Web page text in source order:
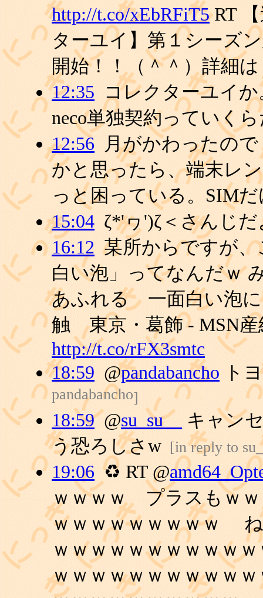
http://t.co/xEbRFiT5RT
ターユイ】第１シーズ
開始！！（＾＾）詳細は
12:35 コレクターユイ
neco単独契約っていく
12:56
月がかわったの
かと思ったら、端末レ
っと困っている。SIM
15:04 ζ*'ヮ')ζ＜さんじ
16:12 某所からですが
白い泡」ってなんだｗ
あふれる 一面白い泡
触 東京・葛飾 - MSN産
http://t.co/rFX3smtc
18:59 @pandabancho ト
pandabancho]
18:59 @su_su__
キャン
う恐ろしさw [in reply to
19:06 ♻ RT @
ｗｗｗｗ プラスもｗ
ｗｗｗｗｗｗｗｗｗ ね
ｗｗｗｗｗｗｗｗｗｗ
ｗｗｗｗｗｗｗｗｗｗ